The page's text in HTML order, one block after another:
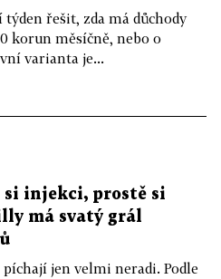
řešit, zda má důchody
korun měsíčně, nebo o
varianta je...
si injekci, prostě si
má svatý grál
jen velmi neradi. Podle